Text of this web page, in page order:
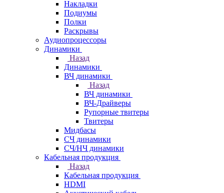
Накладки
Подиумы
Полки
Раскрывы
Аудиопроцессоры
Динамики
Назад
Динамики
ВЧ динамики
Назад
ВЧ динамики
ВЧ-Драйверы
Рупорные твитеры
Твитеры
Мидбасы
СЧ динамики
СЧ/НЧ динамики
Кабельная продукция
Назад
Кабельная продукция
HDMI